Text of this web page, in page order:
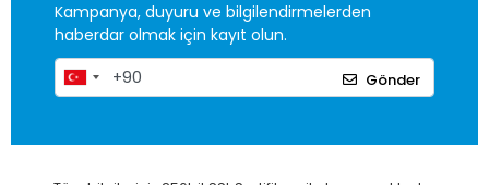
Kampanya, duyuru ve bilgilendirmelerden
haberdar olmak için kayıt olun.
Gönder